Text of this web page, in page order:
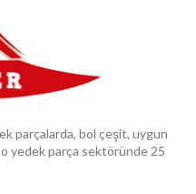
parçalarda, bol çeşit, uygun
yedek parça sektöründe 25